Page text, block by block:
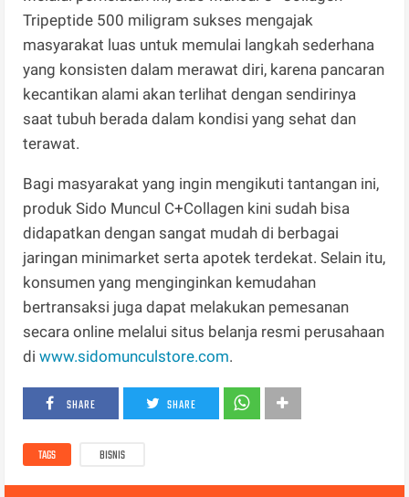
Tripeptide 500 miligram sukses mengajak
masyarakat luas untuk memulai langkah sederhana
yang konsisten dalam merawat diri, karena pancaran
kecantikan alami akan terlihat dengan sendirinya
saat tubuh berada dalam kondisi yang sehat dan
terawat.
Bagi masyarakat yang ingin mengikuti tantangan ini,
produk Sido Muncul C+Collagen kini sudah bisa
didapatkan dengan sangat mudah di berbagai
jaringan minimarket serta apotek terdekat. Selain itu,
konsumen yang menginginkan kemudahan
bertransaksi juga dapat melakukan pemesanan
secara online melalui situs belanja resmi perusahaan
diwww.sidomunculstore.com.
SHARE SHARE
TAGS BISNIS